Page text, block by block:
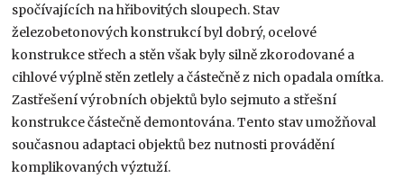
spočívajících na hřibovitých sloupech. Stav
železobetonových konstrukcí byl dobrý, ocelové
konstrukce střech a stěn však byly silně zkorodované a
cihlové výplně stěn zetlely a částečně z nich opadala omítka.
Zastřešení výrobních objektů bylo sejmuto a střešní
konstrukce částečně demontována. Tento stav umožňoval
současnou adaptaci objektů bez nutnosti provádění
komplikovaných výztuží.